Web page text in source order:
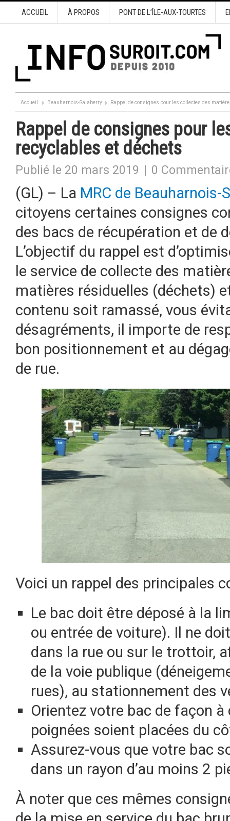
ACCUEIL À PROPOS PONT DE L’ÎLE-AUX-TOURTES
Accueil Beauharnois-Salaberry Rappel de consignes pour les collectes des
Rappel de consignes pour
recyclables et déchets
Publié le 20 mars 2019 0
(GL) – La MRC de Beauharnois-
citoyens certaines consignes
des bacs de récupération et de
L’objectif du rappel est
le service de collecte des
matières résiduelles (déchets)
contenu soit ramassé, vous
désagréments, il importe de
bon positionnement et au
de rue.
Voici un rappel des principales
Le bac doit être déposé à la
ou entrée de voiture). Il ne
dans la rue ou sur le trottoir,
de la voie publique
rues), au stationnement des
Orientez votre bac de façon
poignées soient placées du
Assurez-vous que votre bac
dans un rayon d’au moins 2
À noter que ces mêmes